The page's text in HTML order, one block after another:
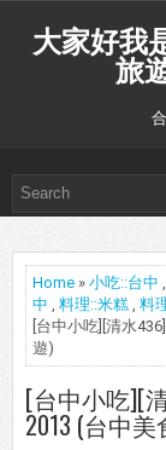
大家好我
旅
Home » 小吃::台中 ,
中 , 料理::米糕 , 料
[台中小吃][清水
遊)
[台中小吃][
2013 (台中